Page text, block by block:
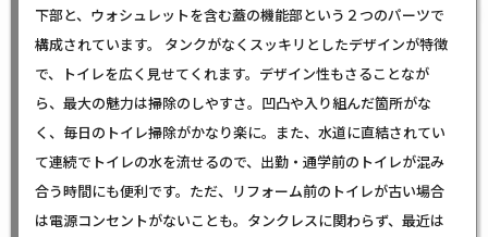
下部と、ウォシュレットを含む蓋の機能部という２つのパーツで
構成されています。 タンクがなくスッキリとしたデザインが特徴
で、トイレを広く見せてくれます。デザイン性もさることなが
ら、最大の魅力は掃除のしやすさ。凹凸や入り組んだ箇所がな
く、毎日のトイレ掃除がかなり楽に。また、水道に直結されてい
て連続でトイレの水を流せるので、出勤・通学前のトイレが混み
合う時間にも便利です。ただ、リフォーム前のトイレが古い場合
は電源コンセントがないことも。タンクレスに関わらず、最近は